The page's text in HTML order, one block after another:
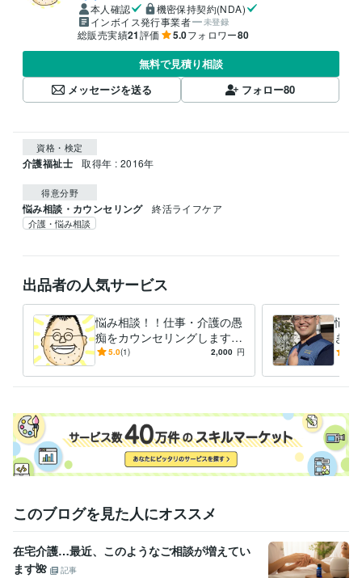
本人確認
機密保持契約(NDA)
インボイス発行事業者
未登録
総販売実績21評価 5.0フォロワー80
無料で見積り相談
メッセージを送る
フォロー80
資格・検定
介護福祉士 取得年 : 2016年
得意分野
悩み相談・カウンセリング 終活ライフケア
介護・悩み相談
出品者の人気サービス
悩み相談！！仕事・介護の愚
痴をカウンセリングします
経験豊富な現役介護福祉士が
5.0(1) 2,000 円
悩み
きし
傾聴
このブログを見た人にオススメ
在宅介護…最近、このようなご相談が増えてい
ます🌺
記事